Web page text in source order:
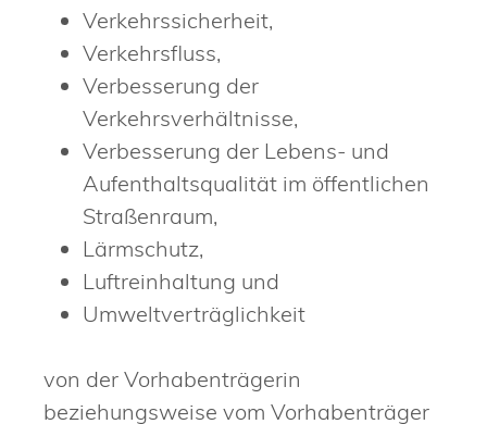
Verkehrssicherheit,
Verkehrsfluss,
Verbesserung der
Verkehrsverhältnisse,
Verbesserung der Lebens- und
Aufenthaltsqualität im öffentlichen
Straßenraum,
Lärmschutz,
Luftreinhaltung und
Umweltverträglichkeit
von der Vorhabenträgerin
beziehungsweise vom Vorhabenträger